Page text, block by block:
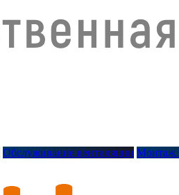
Обслуживание вентиляции Монтаж